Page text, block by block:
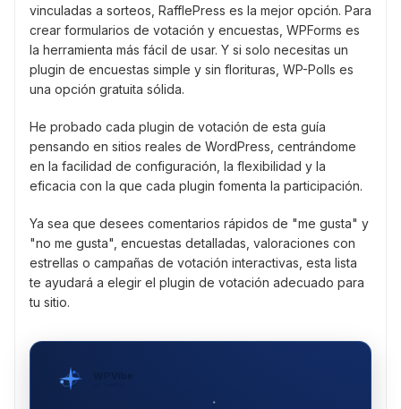
vinculadas a sorteos, RafflePress es la mejor opción. Para
crear formularios de votación y encuestas, WPForms es
la herramienta más fácil de usar. Y si solo necesitas un
plugin de encuestas simple y sin florituras, WP-Polls es
una opción gratuita sólida.
He probado cada plugin de votación de esta guía
pensando en sitios reales de WordPress, centrándome
en la facilidad de configuración, la flexibilidad y la
eficacia con la que cada plugin fomenta la participación.
Ya sea que desees comentarios rápidos de "me gusta" y
"no me gusta", encuestas detalladas, valoraciones con
estrellas o campañas de votación interactivas, esta lista
te ayudará a elegir el plugin de votación adecuado para
tu sitio.
WPVibe